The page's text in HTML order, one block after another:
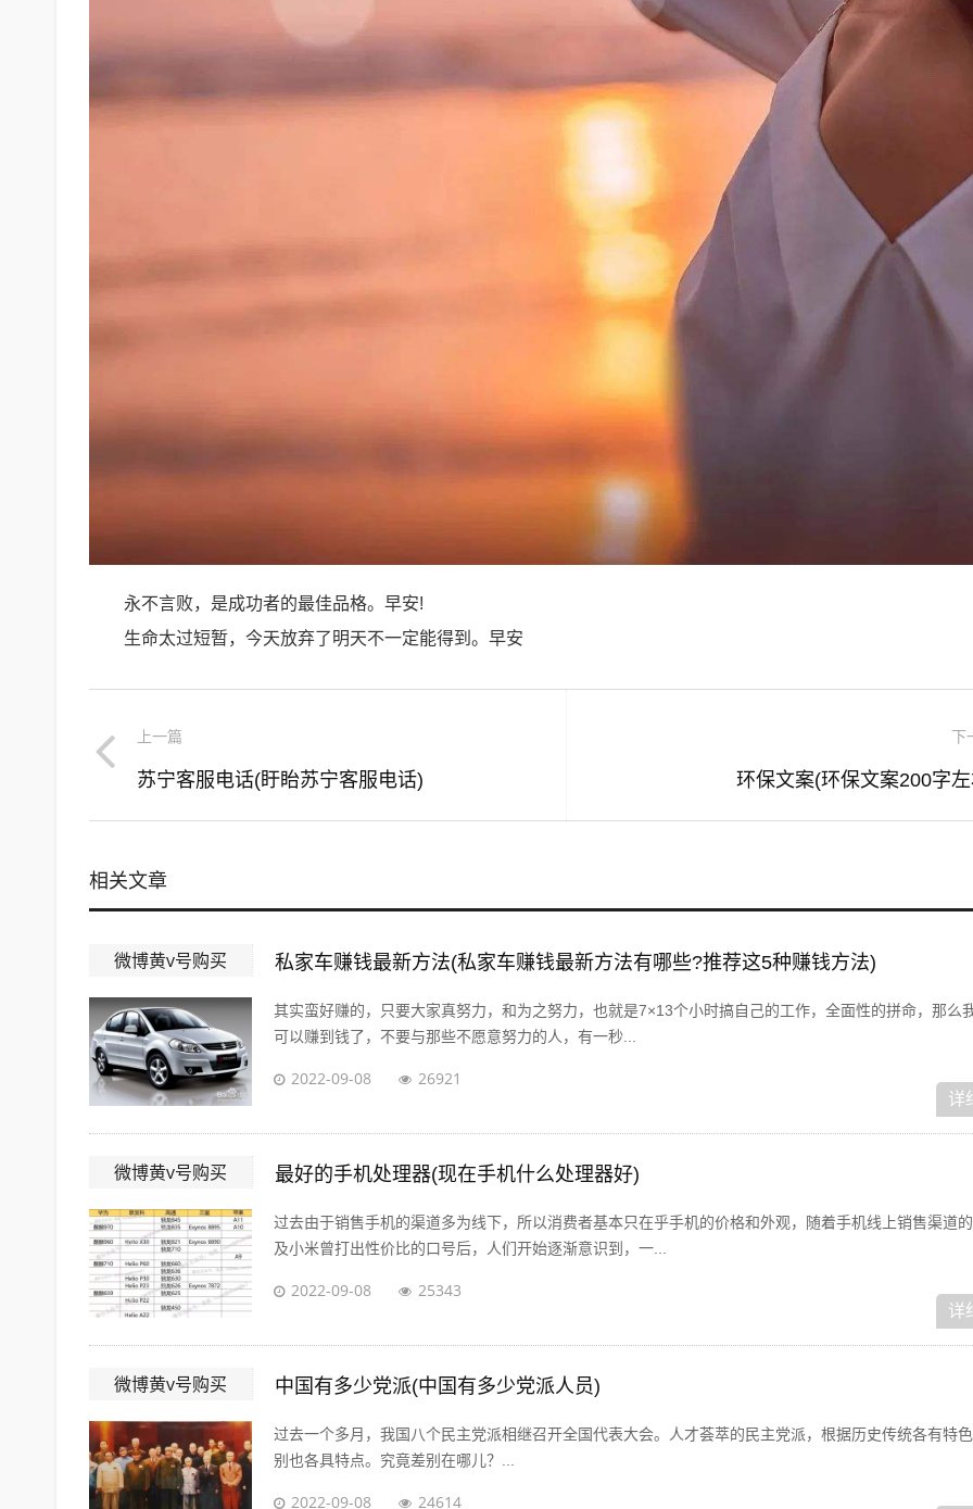
永不言败，是成功者的最佳品格。早安!
生命太过短暂，今天放弃了明天不一定能得到。早安
上一篇
苏宁客服电话(盱眙苏宁客服电话)
下
环保文案(环保文案200字
相关文章
微博黄v号购买 私家车赚钱最新方法(私家车赚钱最新方法有哪些?推荐这5种赚钱方法)
其实蛮好赚的，只要大家真努力，和为之努力，也就是7×13个小时搞自己的工作，全面性的拼命，那么
可以赚到钱了，不要与那些不愿意努力的人，有一秒...
2022-09-08 26921
详
微博黄v号购买 最好的手机处理器(现在手机什么处理器好)
过去由于销售手机的渠道多为线下，所以消费者基本只在乎手机的价格和外观，随着手机线上销售渠道
及小米曾打出性价比的口号后，人们开始逐渐意识到，一...
2022-09-08 25343
详
微博黄v号购买 中国有多少党派(中国有多少党派人员)
过去一个多月，我国八个民主党派相继召开全国代表大会。人才荟萃的民主党派，根据历史传统各有特
别也各具特点。究竟差别在哪儿？...
2022-09-08 24614